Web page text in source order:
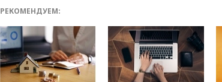
РЕКОМЕНДУЕМ: